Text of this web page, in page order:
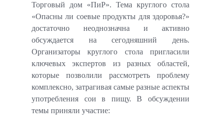
Торговый дом «ПиР». Тема круглого стола
«Опасны ли соевые продукты для здоровья?»
достаточно неоднозначна и активно
обсуждается на сегодняшний день.
Организаторы круглого стола пригласили
ключевых экспертов из разных областей,
которые позволили рассмотреть проблему
комплексно, затрагивая самые разные аспекты
употребления сои в пищу. В обсуждении
темы приняли участие: